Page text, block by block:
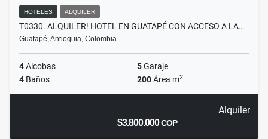
HOTELES ALQUILER
T0330. ALQUILER! HOTEL EN GUATAPÉ CON ACCESO A LA…
Guatapé, Antioquia, Colombia
4Alcobas 5Garaje
4 Baños 200Área m2
Alquiler
$3.800.000COP